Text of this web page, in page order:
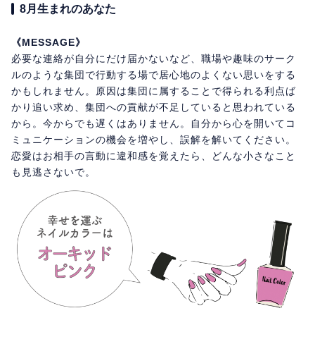
8月生まれのあなた
《MESSAGE》
必要な連絡が自分にだけ届かないなど、職場や趣味のサーク
ルのような集団で行動する場で居心地のよくない思いをする
かもしれません。原因は集団に属することで得られる利点ば
かり追い求め、集団への貢献が不足していると思われている
から。今からでも遅くはありません。自分から心を開いてコ
ミュニケーションの機会を増やし、誤解を解いてください。
恋愛はお相手の言動に違和感を覚えたら、どんな小さなこと
も見逃さないで。